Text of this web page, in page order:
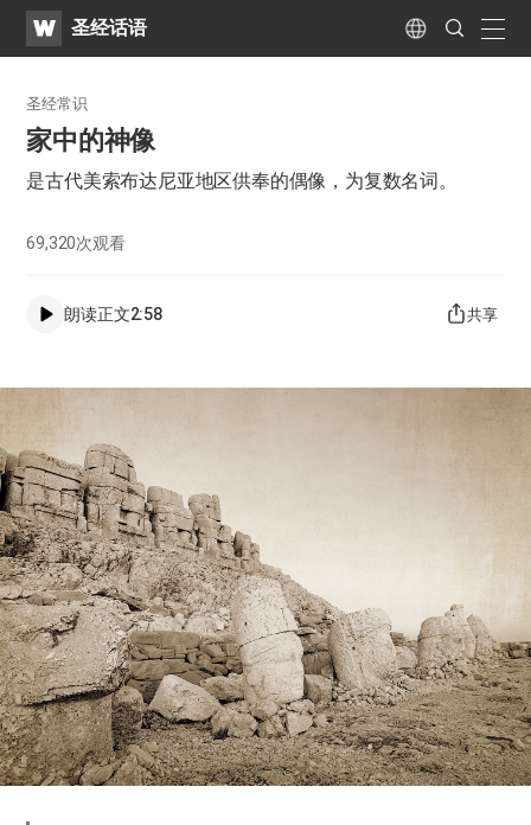
WATV圣经话语 Language
Search
Submit
圣经常识
家中的神像
是古代美索布达尼亚地区供奉的偶像，为复数名词。
69,320次观看
朗读正文2:58 共享